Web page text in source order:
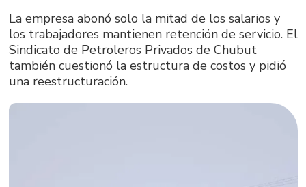
La empresa abonó solo la mitad de los salarios y
los trabajadores mantienen retención de servicio. El
Sindicato de Petroleros Privados de Chubut
también cuestionó la estructura de costos y pidió
una reestructuración.